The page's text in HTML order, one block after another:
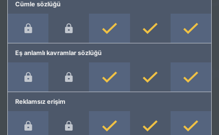
Cümle sözlüğü
Eş anlamlı kavramlar sözlüğü
Reklamsız erişim